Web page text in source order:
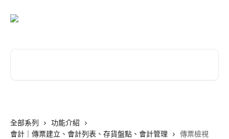
全部系列
功能介紹
會計｜傳票建立、會計列表、存貨盤點、會計管理
傳票檢視